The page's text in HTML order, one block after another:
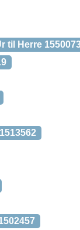
til Herre